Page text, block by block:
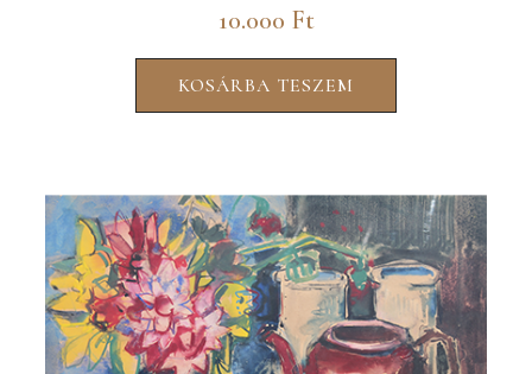
10.000 Ft
KOSÁRBA TESZEM